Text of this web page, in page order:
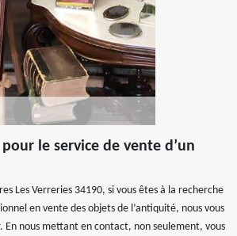
le service de vente d’un
Les Verreries 34190, si vous êtes à la recherche
en vente des objets de l’antiquité, nous vous
En nous mettant en contact, non seulement, vous